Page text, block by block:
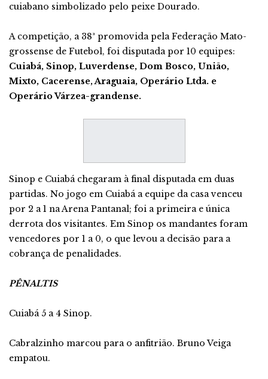
cuiabano simbolizado pelo peixe Dourado.
A competição, a 38ª promovida pela Federação Mato-
grossense de Futebol, foi disputada por 10 equipes:
Cuiabá, Sinop, Luverdense, Dom Bosco, União,
Mixto, Cacerense, Araguaia, Operário Ltda. e
Operário Várzea-grandense.
Sinop e Cuiabá chegaram à final disputada em duas
partidas. No jogo em Cuiabá a equipe da casa venceu
por 2 a 1 na Arena Pantanal; foi a primeira e única
derrota dos visitantes. Em Sinop os mandantes foram
vencedores por 1 a 0, o que levou a decisão para a
cobrança de penalidades.
PÊNALTIS
Cuiabá 5 a 4 Sinop.
Cabralzinho marcou para o anfitrião. Bruno Veiga
empatou.